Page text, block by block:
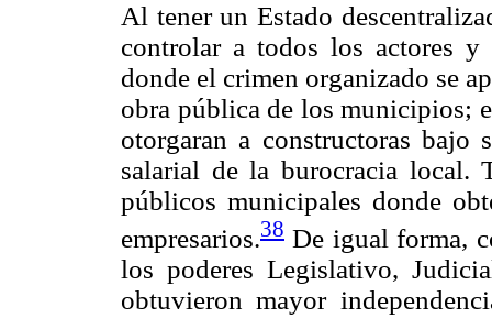
Al tener un Estado
controlar a todos los actores
donde el crimen organizado se
obra pública de los municipios;
otorgaran a constructoras
salarial de la burocracia local.
públicos municipales donde
empresarios.38 De igual forma,
los poderes Legislativo,
obtuvieron mayor